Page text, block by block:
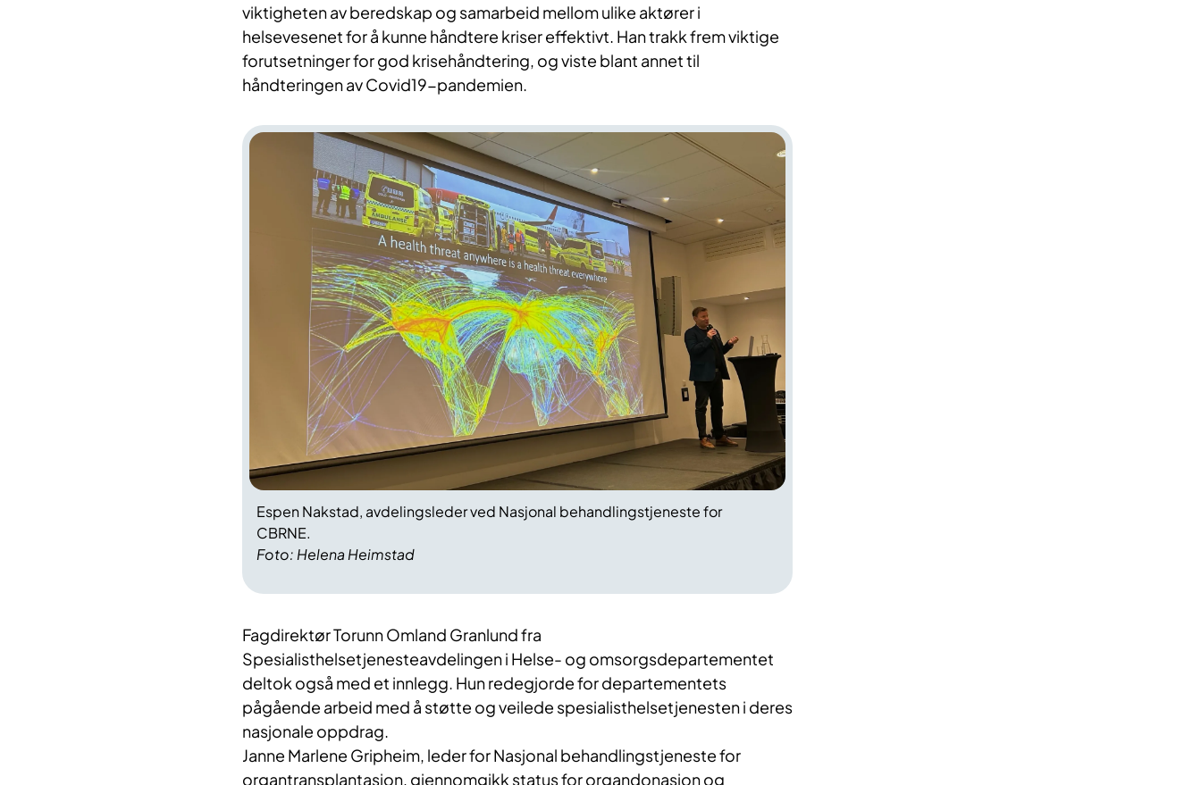
viktigheten av beredskap og samarbeid mellom ulike aktører i
helsevesenet for å kunne håndtere kriser effektivt. Han trakk frem viktige
forutsetninger for god krisehåndtering, og viste blant annet til
håndteringen av Covid19-pandemien.
Foto: Helena Heimstad
Espen Nakstad, avdelingsleder ved Nasjonal behandlingstjeneste for
CBRNE.
Fagdirektør Torunn Omland Granlund fra
Spesialisthelsetjenesteavdelingen i Helse- og omsorgsdepartementet
deltok også med et innlegg. Hun redegjorde for departementets
pågående arbeid med å støtte og veilede spesialisthelsetjenesten i deres
nasjonale oppdrag.
Janne Marlene Gripheim, leder for Nasjonal behandlingstjeneste for
organtransplantasjon, gjennomgikk status for organdonasjon og